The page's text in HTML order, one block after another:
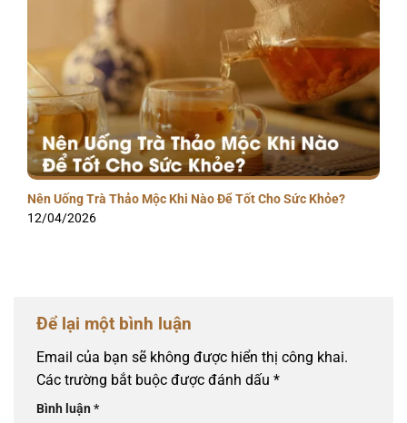
Nên Uống Trà Thảo Mộc Khi Nào Để Tốt Cho Sức Khỏe?
12/04/2026
Để lại một bình luận
Email của bạn sẽ không được hiển thị công khai.
Các trường bắt buộc được đánh dấu *
Bình luận*